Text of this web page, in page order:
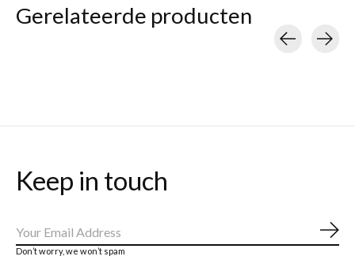
Gerelateerde producten
Keep in touch
Don’t worry, we won’t spam